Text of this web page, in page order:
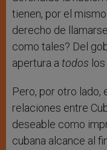
tienen, por el
derecho de
como tales? Del
apertura a todos
Pero, por otro lado,
relaciones entre
deseable como
cubana alcance al